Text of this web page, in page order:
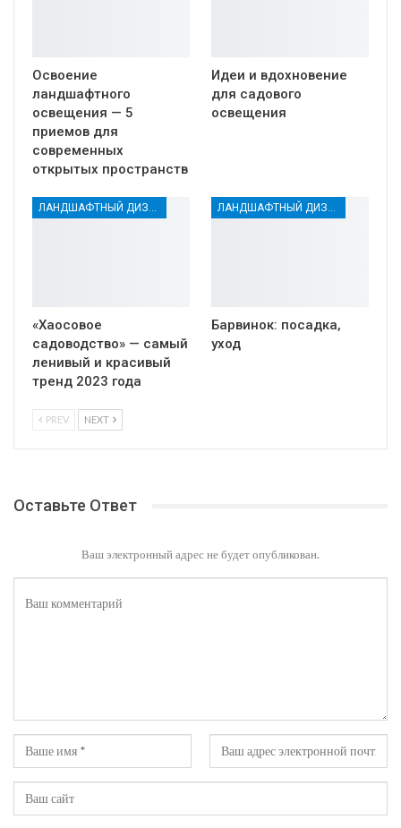
Освоение
ландшафтного
освещения — 5
приемов для
современных
открытых пространств
Идеи и вдохновение
для садового
освещения
ЛАНДШАФТНЫЙ ДИЗАЙН
«Хаосовое
садоводство» — самый
ленивый и красивый
тренд 2023 года
ЛАНДШАФТНЫЙ ДИЗАЙН
Барвинок: посадка,
уход
PREV NEXT
Оставьте Ответ
Ваш электронный адрес не будет опубликован.